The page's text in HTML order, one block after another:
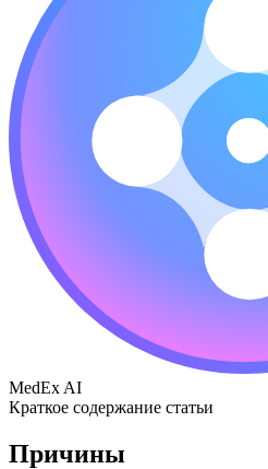
MedEx AI
Краткое содержание статьи
Причины